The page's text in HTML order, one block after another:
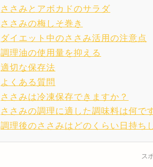
ささみとアボカドのサラダ
ささみの梅しそ巻き
ダイエット中のささみ活用の注意点
調理油の使用量を抑える
適切な保存法
よくある質問
ささみは冷凍保存できますか？
ささみの調理に適した調味料は何で
調理後のささみはどのくらい日持ち
ス